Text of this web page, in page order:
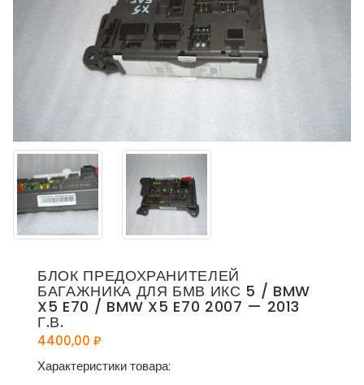
БЛОК ПРЕДОХРАНИТЕЛЕЙ
БАГАЖНИКА ДЛЯ БМВ ИКС 5 / BMW
X5 E70 / BMW X5 E70 2007 — 2013
Г.В.
4400,00 ₽
Характеристики товара: